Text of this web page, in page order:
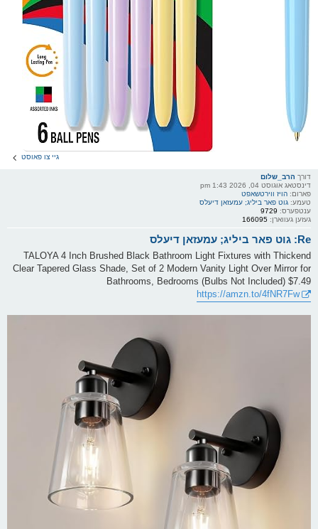
גיי צו פאוסט
דורך הרב_שלום
דינסטאג אוגוסט 04, 2026 1:43 pm
פארום: הויז ווירטשאפט
טעמע: גוט פאר ביליג; עמעזאן דיעלס
ענטפערס: 9729
געזען געווארן: 166095
Re: גוט פאר ביליג; עמעזאן דיעלס
TALOYA 4 Inch Brushed Black Bathroom Light Fixtures with Thickend
Clear Tapered Glass Shade, Set of 2 Modern Vanity Light Over Mirror for
Bathrooms, Bedrooms (Bulbs Not Included) $7.49
https://amzn.to/4fNR7Fw